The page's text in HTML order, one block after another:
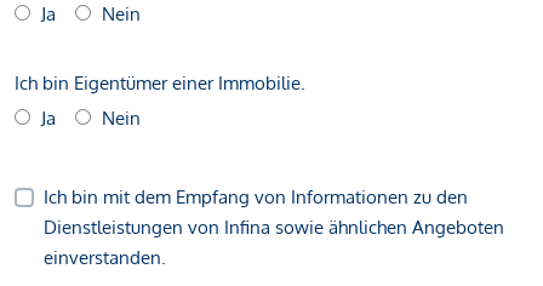
Ja
Nein
Ich bin Eigentümer einer Immobilie.
Ja
Nein
Ich bin mit dem Empfang von Informationen zu den
Dienstleistungen von Infina sowie ähnlichen Angeboten
einverstanden.